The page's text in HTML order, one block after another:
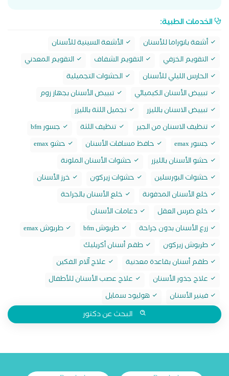
الخدمات الطبية:
أشعة بانوراما للأسنان
الأشعة السينية للأسنان
التقويم الخزفي
التقويم الشفاف
التقويم المعدني
الحارس الليلي للأسنان
الحشوات التجميلية
تبييض الأسنان الكيميائي
تبييض الأسنان بجهاز زوم
تبييض الاسنان بالليزر
تجميل اللثة بالليزر
تنظيف الاسنان من الجير
تنظيف اللثة
جسور bfm
جسور emax
حافظ مسافات الأسنان
حشو emax
حشو الأسنان بالليزر
حشوات الأسنان الملونة
حشوات البورسلين
حشوات زيركون
خرز الأسنان
خلع الأسنان المدفونة
خلع الأسنان بالجراحة
خلع ضرس العقل
دعامات الأسنان
زرع الأسنان بدون جراحة
طربوش bfm
طربوش emax
طربوش زيركون
طقم أسنان أكريليك
طقم أسنان بقاعدة معدنية
علاج آلام الفكين
علاج جذور الأسنان
علاج عصب الأسنان للأطفال
فينير الأسنان
هوليود سمايل
البحث عن دكتور